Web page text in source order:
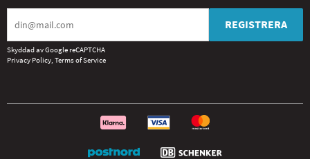
REGISTRERA
Skyddad av Google reCAPTCHA
Privacy Policy Terms of Service